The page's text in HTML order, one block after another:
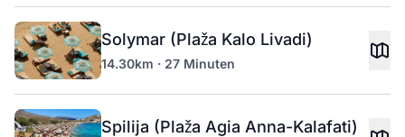
Solymar (Plaža Kalo Livadi)
14.30km · 27 Minuten
Spilija (Plaža Agia Anna-Kalafati)